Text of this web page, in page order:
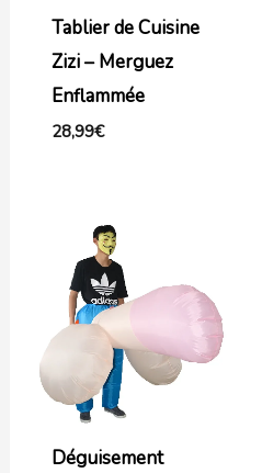
Tablier de Cuisine
Zizi – Merguez
Enflammée
28,99€
Déguisement